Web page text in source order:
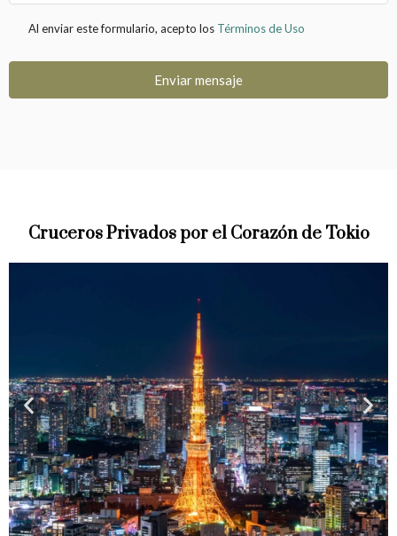
Al enviar este formulario, acepto los Términos de Uso
Enviar mensaje
Cruceros Privados por el Corazón de Tokio